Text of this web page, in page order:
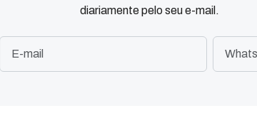
diariamente pelo seu e-mail.